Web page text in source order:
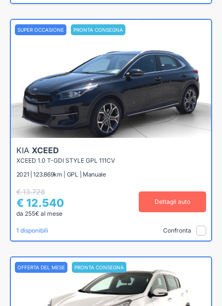
SUPER OCCASIONE PRONTA CONSEGNA
KIA XCEED
XCEED 1.0 T-GDI STYLE GPL 111CV
2021 | 123.869km | GPL | Manuale
€ 13.728
€ 12.540
da 255€ al mese
Dettagli auto
1 disponibili Confronta
OFFERTA DEL MESE PRONTA CONSEGNA